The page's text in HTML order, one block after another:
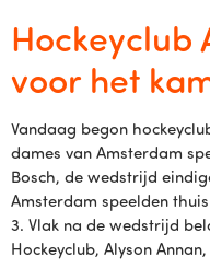
Hockeyclub
voor het
Vandaag begon
dames van Amsterdam
Bosch, de wedstrijd
Amsterdam speelden
3. Vlak na de wedstrijd
Hockeyclub, Alyson